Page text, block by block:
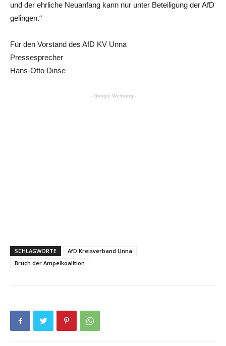
und der ehrliche Neuanfang kann nur unter Beteiligung der AfD
gelingen.“
Für den Vorstand des AfD KV Unna
Pressesprecher
Hans-Otto Dinse
- Google Werbung -
SCHLAGWORTE
AfD Kreisverband Unna
Bruch der Ampelkoalition